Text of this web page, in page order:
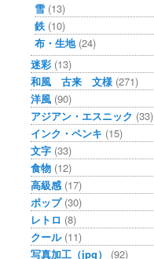
雪 (13)
鉄 (10)
布・生地(24)
迷彩 (13)
和風 古来 文様 (271)
洋風 (90)
アジアン・エスニック (33)
インク・ペンキ (15)
文字 (33)
食物 (12)
高級感 (17)
ポップ(30)
レトロ (8)
クール(11)
写真加工（jpg）
(92)